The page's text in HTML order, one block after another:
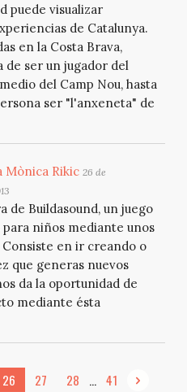
puede visualizar
de Catalunya.
en la Costa Brava,
de ser un jugador del
del Camp Nou, hasta
ser "l'anxeneta" de
Mònica Rikic 26 de
de Buildasound, un juego
niños mediante unos
Consiste en ir creando o
que generas nuevos
da la oportunidad de
mediante ésta
26 27 28 ... 41